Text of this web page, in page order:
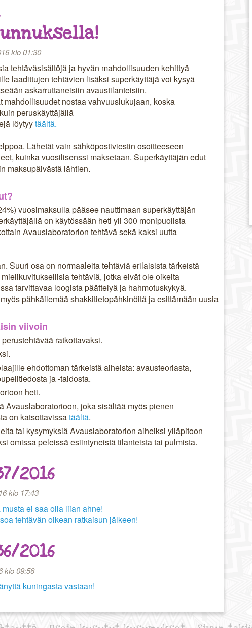
klo 01:30
tehtäväsisältöjä ja hyvän mahdollisuuden kehittyä
laadittujen tehtävien lisäksi superkäyttäjä voi kysyä
askarruttaneisiin avaustilanteisiin.
mahdollisuudet nostaa vahvuuslukujaan, koska
peruskäyttäjällä
löytyytäältä.
Lähetät vain sähköpostiviestin osoitteeseen
kuinka vuosilisenssi maksetaan. Superkäyttäjän edut
maksupäivästä lähtien.
vuosimaksulla pääsee nauttimaan superkäyttäjän
on käytössään heti yli 300 monipuolista
Avauslaboratorion tehtävä sekä kaksi uutta
Suuri osa on normaaleita tehtäviä erilaisista tärkeistä
tehtäviä, jotka eivät ole oikeita
tarvittavaa loogista päättelyä ja hahmotuskykyä.
pähkäilemää shakkitietopähkinöitä ja esittämään uusia
viivoin
ratkottavaksi.
ehdottoman tärkeistä aiheista: avausteoriasta,
ja -taidosta.
heti.
Avauslaboratorioon, joka sisältää myös pienen
on katsottavissatäältä.
tai kysymyksiä Avauslaboratorion aiheiksi ylläpitoon
omissa peleissä esiintyneistä tilanteista tai pulmista.
2016
klo 17:43
ei saa olla liian ahne!
tehtävän oikean ratkaisun jälkeen!
2016
klo 09:56
kuningasta vastaan!